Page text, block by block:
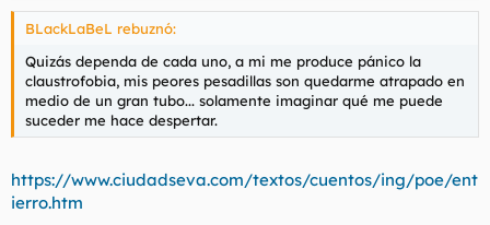
BLackLaBeL rebuznó:
Quizás dependa de cada uno, a mi me produce pánico la
claustrofobia, mis peores pesadillas son quedarme atrapado en
medio de un gran tubo... solamente imaginar qué me puede
suceder me hace despertar.
https://www.ciudadseva.com/textos/cuentos/ing/poe/ent
ierro.htm